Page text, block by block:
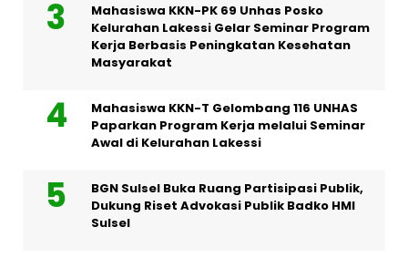
Mahasiswa KKN-PK 69 Unhas Posko
Kelurahan Lakessi Gelar Seminar Program
Kerja Berbasis Peningkatan Kesehatan
Masyarakat
Mahasiswa KKN-T Gelombang 116 UNHAS
Paparkan Program Kerja melalui Seminar
Awal di Kelurahan Lakessi
BGN Sulsel Buka Ruang Partisipasi Publik,
Dukung Riset Advokasi Publik Badko HMI
Sulsel